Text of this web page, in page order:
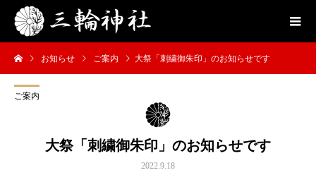
お知らせ ご案内 大祭「刺繍御朱印」のお知らせです
ご案内
大祭「刺繍御朱印」のお知らせです
2022.9.18